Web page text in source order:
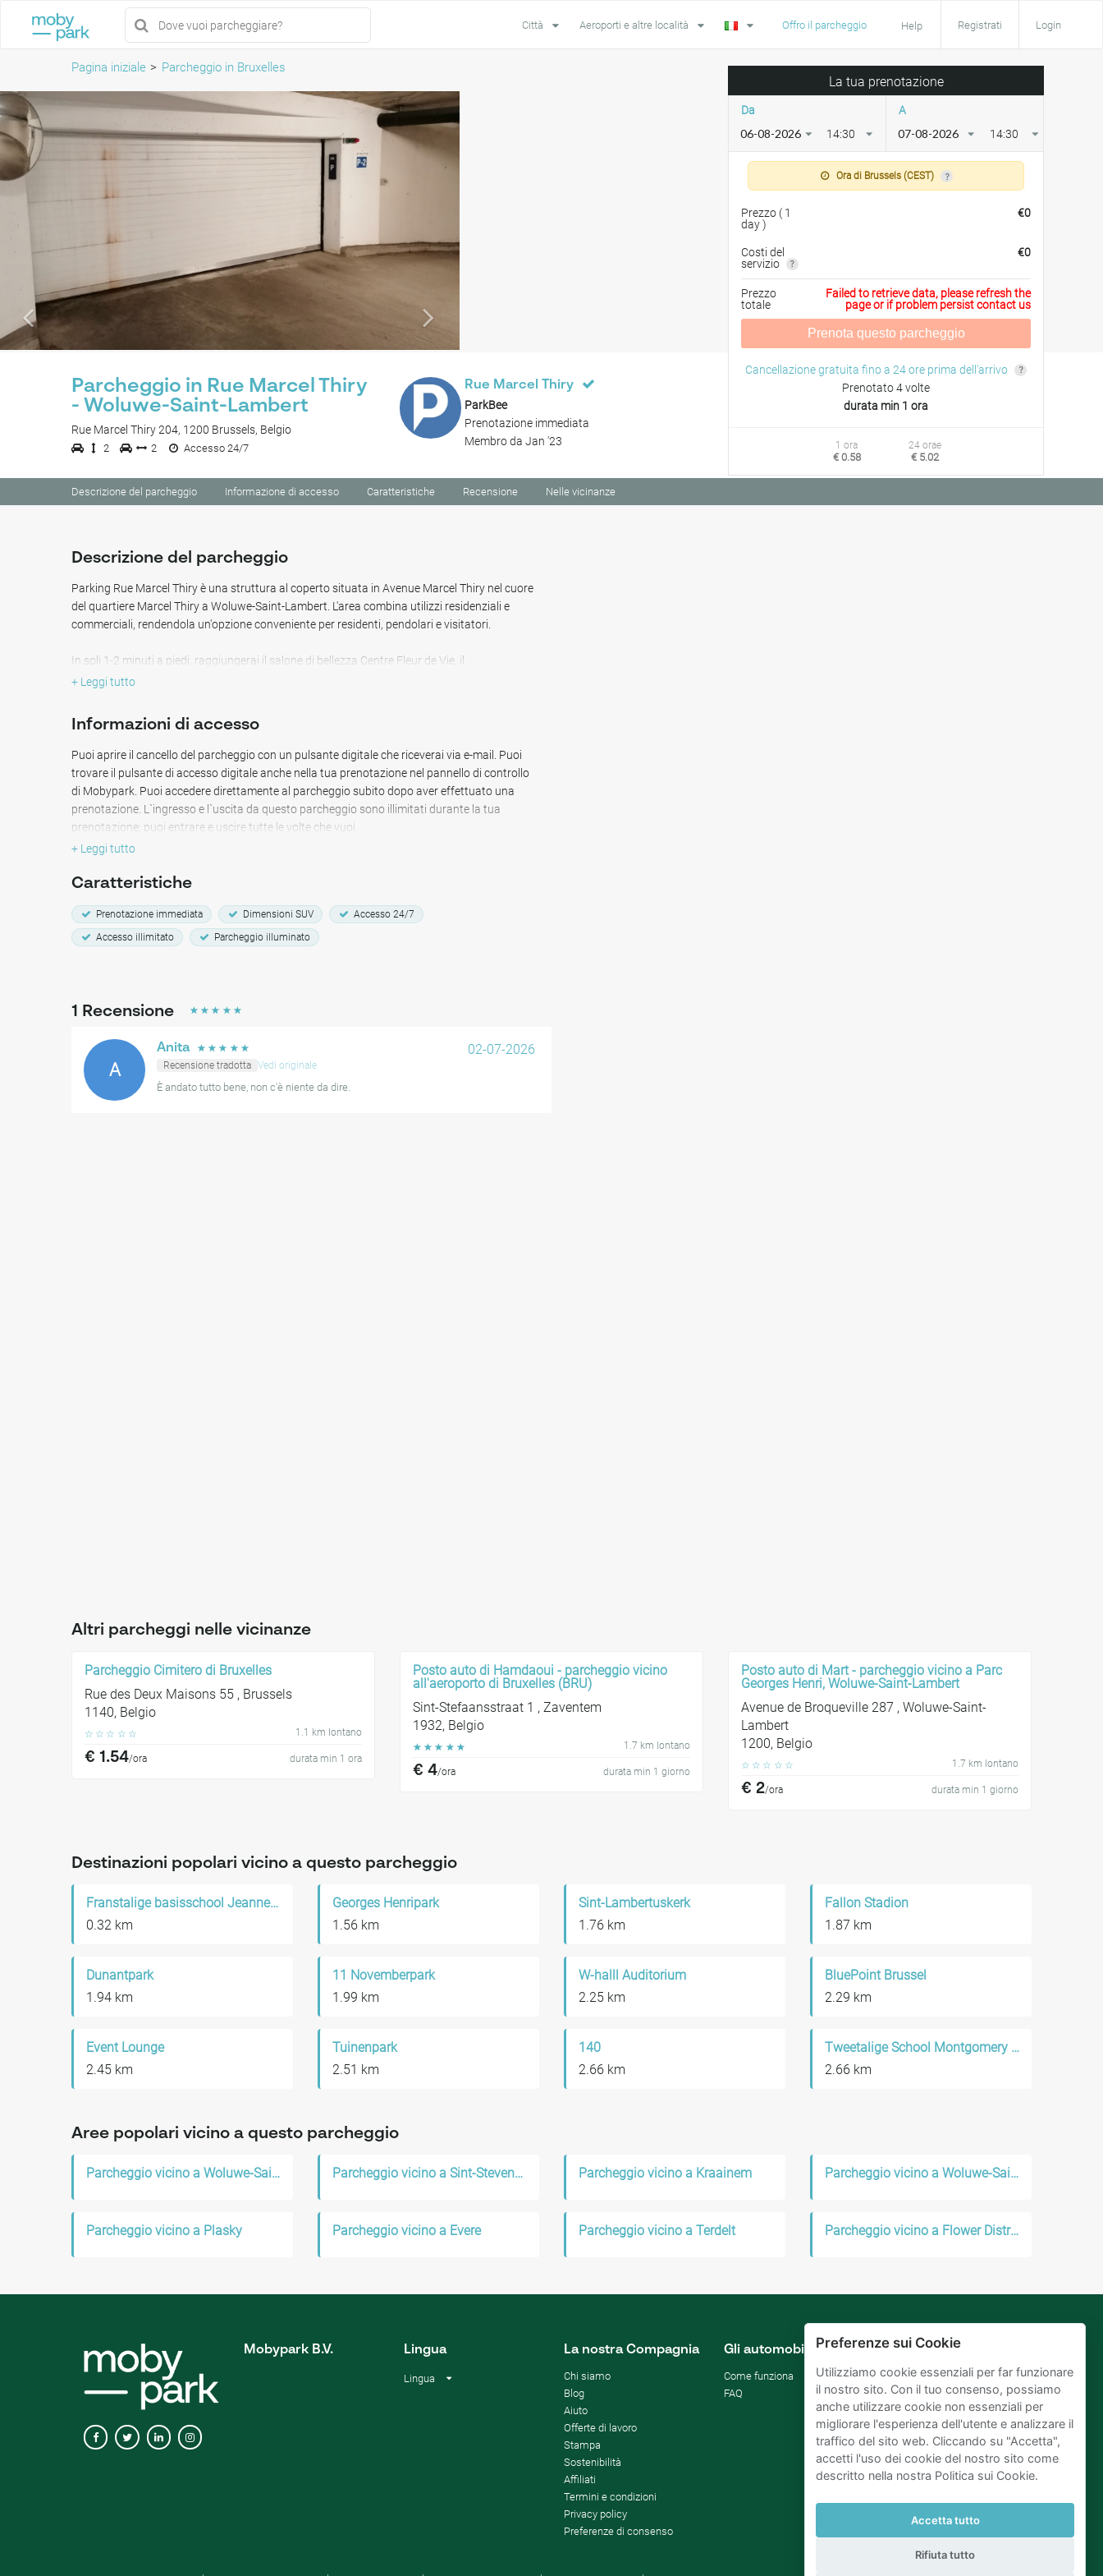
Offro il parcheggio Help Registrati Login
Città Aeroporti e altre località
Pagina iniziale Parcheggio in Bruxelles
Parcheggio in Rue Marcel Thiry
- Woluwe-Saint-Lambert
Rue Marcel Thiry 204, 1200 Brussels, Belgio
2 2 Accesso 24/7
Rue Marcel Thiry
ParkBee
Prenotazione immediata
Membro da Jan '23
La tua prenotazione
Da
14:30
A
14:30
Ora di Brussels (CEST)
Prezzo (1
day)
€0
Costi del
servizio
€0
Prezzo
totale
Failed to retrieve data, please refresh the
page or if problem persist contact us
Prenota questo parcheggio
Cancellazione gratuita fino a 24 ore prima dell'arrivo
Prenotato 4 volte
durata min 1 ora
1 ora
€ 0.58
24 orae
€ 5.02
Descrizione del parcheggio Informazione di accesso Caratteristiche Recensione Nelle vicinanze
Descrizione del parcheggio
Parking Rue Marcel Thiry è una struttura al coperto situata in Avenue Marcel Thiry nel cuore
del quartiere Marcel Thiry a Woluwe-Saint-Lambert. L'area combina utilizzi residenziali e
commerciali, rendendola un'opzione conveniente per residenti, pendolari e visitatori.
In soli 1-2 minuti a piedi, raggiungerai il salone di bellezza Centre Fleur de Vie, il
kinesiterapeuta Alexandre Barrio e The Horizon Residence. La casa di cura De Tuinen van
Per fitness e benessere, Basic-Fit si trova a 5 minuti di distanza. Anche le opzioni culinarie
sono facilmente accessibili: il ristorante Rengo Street dista 6 minuti a piedi, mentre il
ristorante vietnamita Hanoi Station è a circa 8 minuti. La fermata dell'autobus Gulledelle si
trova a soli 7 minuti, fornendo collegamenti di trasporto pubblico in tutta Bruxelles.
Parking Rue Marcel Thiry offre una soluzione sicura e coperta per coloro che necessitano di
accesso giornaliero a servizi, attività commerciali o strutture di svago a Woluwe-Saint-
Lambert.
+ Leggi tutto
Informazioni di accesso
Puoi aprire il cancello del parcheggio con un pulsante digitale che riceverai via e-mail. Puoi
trovare il pulsante di accesso digitale anche nella tua prenotazione nel pannello di controllo
di Mobypark. Puoi accedere direttamente al parcheggio subito dopo aver effettuato una
prenotazione. L`ingresso e l`uscita da questo parcheggio sono illimitati durante la tua
prenotazione; puoi entrare e uscire tutte le volte che vuoi.
+ Leggi tutto
Caratteristiche
Prenotazione immediata Dimensioni SUV
Accesso 24/7
Accesso illimitato
Parcheggio illuminato
1 Recensione ☆ ☆ ☆ ☆ ☆
A
Anita ☆ ☆ ☆ ☆ ☆
Recensione tradotta Vedi originale
È andato tutto bene, non c'è niente da dire.
02-07-2026
Altri parcheggi nelle vicinanze
Parcheggio Cimitero di Bruxelles
Rue des Deux Maisons 55 , Brussels
1140, Belgio
☆ ☆ ☆ ☆ ☆ 1.1 km lontano
€ 1.54/ora durata min 1 ora
Posto auto di Hamdaoui - parcheggio vicino
all'aeroporto di Bruxelles (BRU)
Sint-Stefaansstraat 1 , Zaventem
1932, Belgio
☆ ☆ ☆ ☆ ☆ 1.7 km lontano
€ 4/ora durata min 1 giorno
Posto auto di Mart - parcheggio vicino a Parc
Georges Henri, Woluwe-Saint-Lambert
Avenue de Broqueville 287 , Woluwe-Saint-
Lambert
1200, Belgio
☆ ☆ ☆ ☆ ☆ 1.7 km lontano
€ 2/ora durata min 1 giorno
Destinazioni popolari vicino a questo parcheggio
Franstalige basisschool Jeanne de Chantal
0.32 km
Georges Henripark
1.56 km
Sint-Lambertuskerk
1.76 km
Fallon Stadion
1.87 km
Dunantpark
1.94 km
11 Novemberpark
1.99 km
W-halll Auditorium
2.25 km
BluePoint Brussel
2.29 km
Event Lounge
2.45 km
Tuinenpark
2.51 km
140
2.66 km
Tweetalige School Montgomery in Brussel
2.66 km
Aree popolari vicino a questo parcheggio
Parcheggio vicino a Woluwe-Saint-Lambert Parcheggio vicino a Sint-Stevens-Woluwe Parcheggio vicino a Kraainem Parcheggio vicino a Woluwe-Saint-Pierre
Parcheggio vicino a Plasky Parcheggio vicino a Evere Parcheggio vicino a Terdelt Parcheggio vicino a Flower District
Preferenze sui Cookie
Utilizziamo cookie essenziali per far funzionare
il nostro sito. Con il tuo consenso, possiamo
anche utilizzare cookie non essenziali per
migliorare l'esperienza dell'utente e analizzare il
traffico del sito web. Cliccando su "Accetta",
accetti l'uso dei cookie del nostro sito come
descritto nella nostra Politica sui Cookie.
Accetta tutto
Rifiuta tutto
Mobypark B.V. Lingua
Lingua
La nostra Compagnia
Chi siamo
Blog
Aiuto
Offerte di lavoro
Stampa
Sostenibilità
Affiliati
Termini e condizioni
Privacy policy
Preferenze di consenso
Gli automobilisti
Come funziona
FAQ
Proprietari
Affitta il tuo parcheggio
Per le aziende
Migliorare gli SDG
Blog di affari